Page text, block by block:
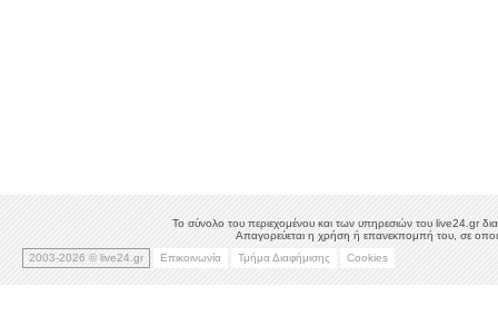
Το σύνολο του περιεχομένου και των υπηρεσιών του live24.gr
Απαγορεύεται η χρήση ή επανεκπομπή του, σε
2003-2026 © live24.gr
Επικοινωνία Τμήμα Διαφήμισης Cookies